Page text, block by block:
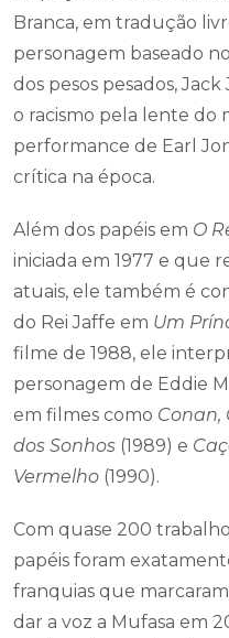
Branca, em tradução
personagem baseado
dos pesos pesados,
o racismo pela lente do
performance de Earl
crítica na época.
Além dos papéis em O
iniciada em 1977 e que
atuais, ele também é
do Rei Jaffe em Um
filme de 1988, ele
personagem de Eddie
em filmes como Conan,
dos Sonhos (1989) e
Vermelho (1990).
Com quase 200
papéis foram
franquias que
dar a voz a Mufasa em